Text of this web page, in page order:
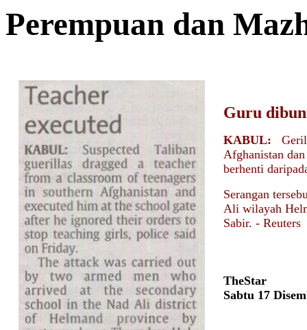
Perempuan dan
Guru
KABUL:
Afghanistan
berhenti
Serangan
Ali wilayah
Sabir. - Reuters
TheStar
Sabtu 17